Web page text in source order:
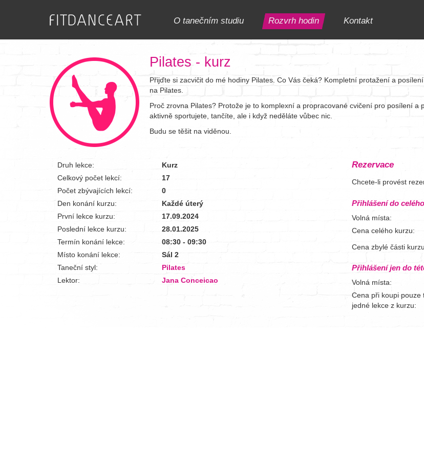
O tanečním studiu Rozvrh hodin Kontakt
Pilates - kurz
Přijďte si zacvičit do mé hodiny Pilates. Co Vás čeká? Kompletní protažení a
na Pilates.
Proč zrovna Pilates? Protože je to komplexní a propracované cvičení pro posílení
aktivně sportujete, tančíte, ale i když neděláte vůbec nic.
Budu se těšit na viděnou.
Druh lekce:
Kurz
Celkový počet lekcí:
17
Počet zbývajících lekcí:
0
Den konání kurzu:
Každé úterý
První lekce kurzu:
17.09.2024
Poslední lekce kurzu:
28.01.2025
Termín konání lekce:
08:30 - 09:30
Místo konání lekce:
Sál 2
Taneční styl:
Pilates
Lektor:
Jana Conceicao
Rezervace
Chcete-li provést
Přihlášení do
Volná místa:
Cena celého kurzu:
Cena zbylé části
Přihlášení jen do
Volná místa:
Cena při koupi pouze
jedné lekce z kurzu: